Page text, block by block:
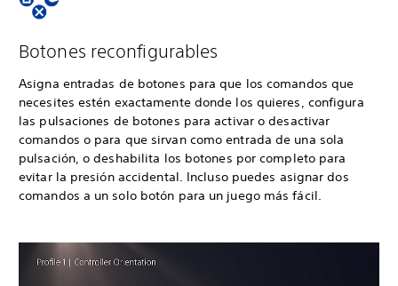
Botones reconfigurables
Asigna entradas de botones para que los comandos que
necesites estén exactamente donde los quieres, configura
las pulsaciones de botones para activar o desactivar
comandos o para que sirvan como entrada de una sola
pulsación, o deshabilita los botones por completo para
evitar la presión accidental. Incluso puedes asignar dos
comandos a un solo botón para un juego más fácil.